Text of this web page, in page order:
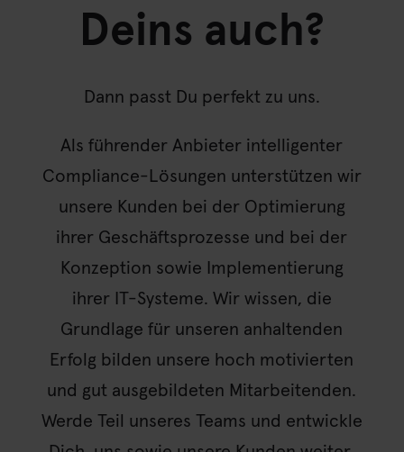
Deins auch?
Dann passt Du perfekt zu uns.
Als führender Anbieter intelligenter
Compliance-Lösungen unterstützen wir
unsere Kunden bei der Optimierung
ihrer Geschäftsprozesse und bei der
Konzeption sowie Implementierung
ihrer IT-Systeme. Wir wissen, die
Grundlage für unseren anhaltenden
Erfolg bilden unsere hoch motivierten
und gut ausgebildeten Mitarbeitenden.
Werde Teil unseres Teams und entwickle